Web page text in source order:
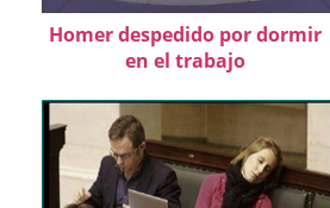
Homer despedido por dormir
en el trabajo